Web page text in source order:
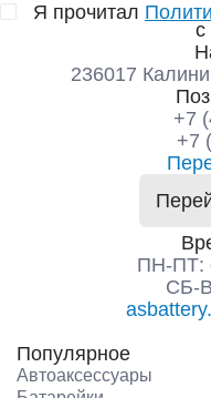
Я прочитал
с
236017
+7
+7
ПН-ПТ:
СБ-
Популярное
Автоаксессуары